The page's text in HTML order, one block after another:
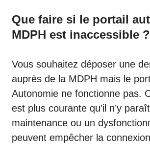
Que faire si le portail
MDPH est inaccessible ?
Vous souhaitez déposer une
auprès de la MDPH mais le
Autonomie ne fonctionne pas.
est plus courante qu’il n’y
maintenance ou un
peuvent empêcher la